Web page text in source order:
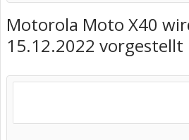
Motorola Moto X40
15.12.2022 vorgestellt